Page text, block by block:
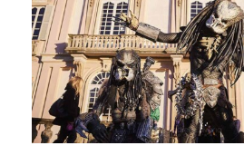
CONTATTI